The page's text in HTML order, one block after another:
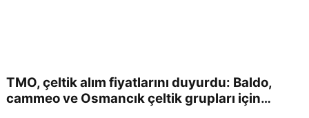
TMO, çeltik alım fiyatlarını duyurdu: Baldo,
cammeo ve Osmancık çeltik grupları için